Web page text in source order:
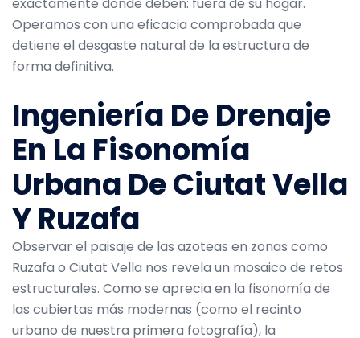
exactamente donde deben: fuera de su hogar.
Operamos con una eficacia comprobada que
detiene el desgaste natural de la estructura de
forma definitiva.
Ingeniería De Drenaje
En La Fisonomía
Urbana De Ciutat Vella
Y Ruzafa
Observar el paisaje de las azoteas en zonas como
Ruzafa o Ciutat Vella nos revela un mosaico de retos
estructurales. Como se aprecia en la fisonomía de
las cubiertas más modernas (como el recinto
urbano de nuestra primera fotografía), la